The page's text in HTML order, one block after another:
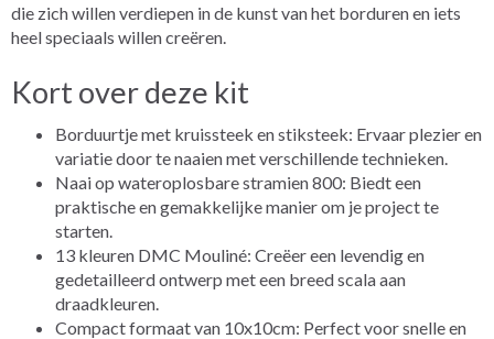
die zich willen verdiepen in de kunst van het borduren en iets
heel speciaals willen creëren.
Kort over deze kit
Borduurtje met kruissteek en stiksteek: Ervaar plezier en
variatie door te naaien met verschillende technieken.
Naai op wateroplosbare stramien 800: Biedt een
praktische en gemakkelijke manier om je project te
starten.
13 kleuren DMC Mouliné: Creëer een levendig en
gedetailleerd ontwerp met een breed scala aan
draadkleuren.
Compact formaat van 10x10cm: Perfect voor snelle en